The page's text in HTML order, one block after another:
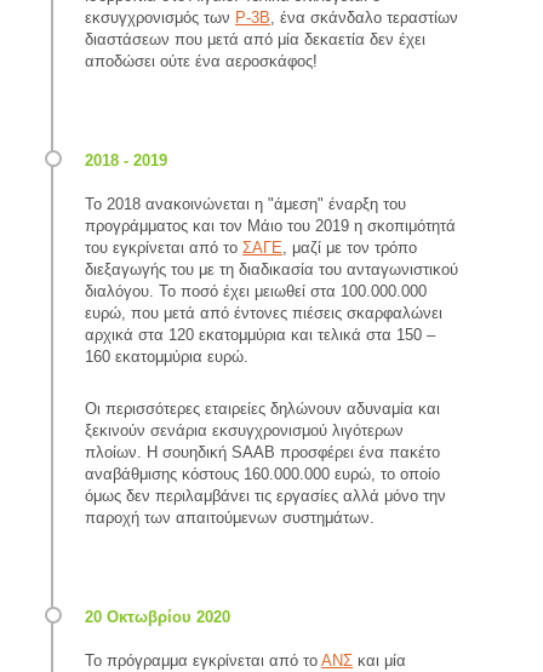
εκσυγχρονισμός των Ρ-3Β, ένα σκάνδαλο τεραστίων
διαστάσεων που μετά από μία δεκαετία δεν έχει
αποδώσει ούτε ένα αεροσκάφος!
Το 2018 ανακοινώνεται η "άμεση" έναρξη του
προγράμματος και τον Μάιο του 2019 η σκοπιμότητά
του εγκρίνεται από τοΣΑΓΕ, μαζί με τον τρόπο
διεξαγωγής του με τη διαδικασία του ανταγωνιστικού
διαλόγου. Το ποσό έχει μειωθεί στα 100.000.000
ευρώ, που μετά από έντονες πιέσεις σκαρφαλώνει
αρχικά στα 120 εκατομμύρια και τελικά στα 150 –
160 εκατομμύρια ευρώ.
Οι περισσότερες εταιρείες δηλώνουν αδυναμία και
ξεκινούν σενάρια εκσυγχρονισμού λιγότερων
πλοίων. Η σουηδική SAAB προσφέρει ένα πακέτο
αναβάθμισης κόστους 160.000.000 ευρώ, το οποίο
όμως δεν περιλαμβάνει τις εργασίες αλλά μόνο την
παροχή των απαιτούμενων συστημάτων.
Το πρόγραμμα εγκρίνεται από τοΑΝΣ και μία